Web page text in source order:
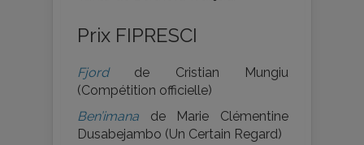
Prix FIPRESCI
Fjordde Cristian Mungiu
(Compétition officielle)
Ben’imana de Marie Clémentine
Dusabejambo (Un Certain Regard)